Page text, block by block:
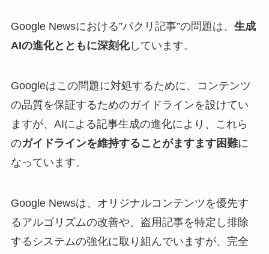
Google Newsにおける”パクリ記事”の問題は、 生成
AIの進化とともに深刻化しています。
Googleはこの問題に対処するために、コンテンツ
の品質を保証するためのガイドラインを設けてい
ますが、AIによる記事生成の進化により、これら
のガイドラインを維持することがますます困難に
なっています。
Google Newsは、オリジナルコンテンツを優先す
るアルゴリズムの改善や、盗用記事を特定し排除
するシステムの強化に取り組んでいますが、完全